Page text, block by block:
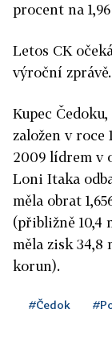
procent na
Letos CK
výroční zprávě.
Kupec
založen v roce
2009 lídrem v
Loni Itaka
měla obrat
(přibližně 10,4
měla zisk
korun).
#Čedok